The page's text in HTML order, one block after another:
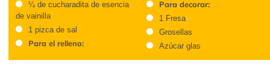
¼ de cucharadita de esencia
de vainilla
1 pizca de sal
Para el relleno:
Para decorar:
1 Fresa
Grosellas
Azúcar glas